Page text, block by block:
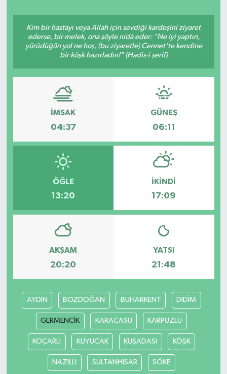
Kim bir hastayı veya Allah için sevdiği kardeşini ziyaret
ederse, bir melek, ona şöyle nidâ eder: "Ne iyi yaptın,
yürüdüğün yol ne hoş, (bu ziyaretle) Cennet'te kendine
bir köşk hazırladın!" (Hadis-i şerif)
İMSAK
04:37
GÜNEŞ
06:11
ÖĞLE
13:20
İKINDI
17:09
AKŞAM
20:20
YATSI
21:48
AYDIN BOZDOĞAN BUHARKENT DİDİM
GERMENCİK KARACASU KARPUZLU
KOÇARLI KUYUCAK KUŞADASI KÖŞK
NAZİLLİ SULTANHİSAR SÖKE